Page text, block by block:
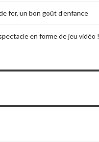
fer, un bon goût d’enfance
en forme de jeu vidéo !